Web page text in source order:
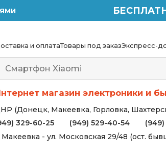
и оплатаТовары под заказЭкспресс-
магазин электроники и
(Донецк, Макеевка, Горловка,
329-60-25
(949) 529-40-54
Макеевка - ул. Московская 29/48 (ост.